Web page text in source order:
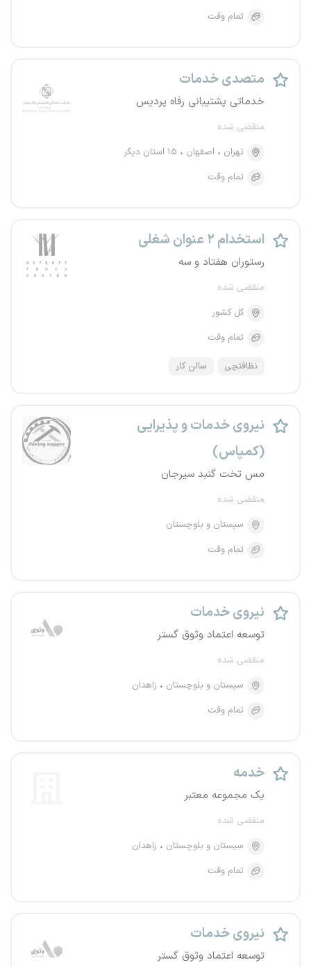
تمام وقت
متصدی خدمات
خدماتی پشتیبانی رفاه پردیس
منقضی شده
تهران
اصفهان
۱۵ استان دیگر
تمام وقت
استخدام ۲ عنوان شغلی
رستوران هفتاد و سه
منقضی شده
کل کشور
تمام وقت
نظافتچی سالن کار
نیروی خدمات و پذیرایی
(کمپاس)
مس تخت گنبد سیرجان
منقضی شده
سیستان و بلوچستان
تمام وقت
نیروی خدمات
توسعه اعتماد وثوق گستر
منقضی شده
سیستان و بلوچستان
زاهدان
تمام وقت
خدمه
یک مجموعه معتبر
منقضی شده
سیستان و بلوچستان
زاهدان
تمام وقت
نیروی خدمات
توسعه اعتماد وثوق گستر